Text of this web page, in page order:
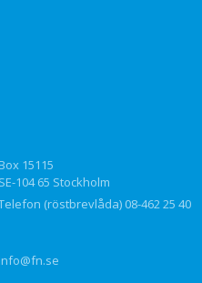
15115
SE-104 65 Stockholm
(röstbrevlåda) 08-462 25 40